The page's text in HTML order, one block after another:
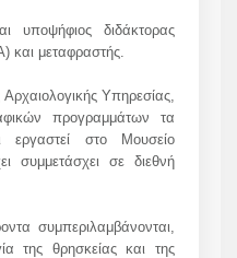
υποψήφιος διδάκτορας
και μεταφραστής.
Υπηρεσίας,
προγραμμάτων τα
εργαστεί στο Μουσείο
συμμετάσχει σε διεθνή
συμπεριλαμβάνονται,
της θρησκείας και της